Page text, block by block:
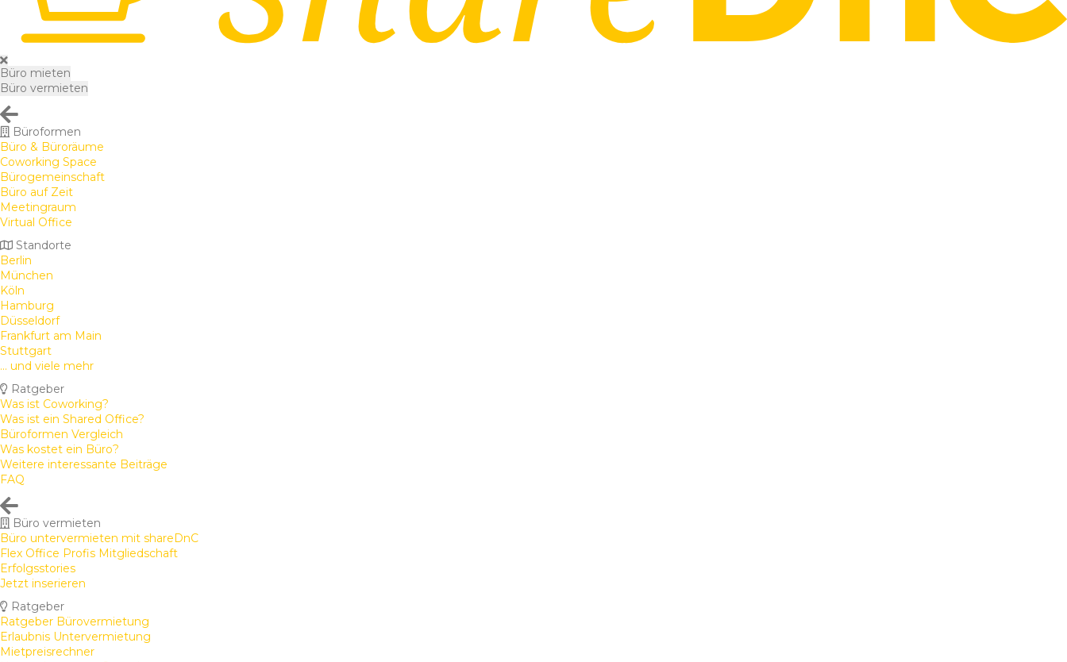
Büro mieten
Büro vermieten
Büroformen
Büro & Büroräume
Coworking Space
Bürogemeinschaft
Büro auf Zeit
Meetingraum
Virtual Office
Standorte
Berlin
München
Köln
Hamburg
Düsseldorf
Frankfurt am Main
Stuttgart
... und viele mehr
Ratgeber
Was ist Coworking?
Was ist ein Shared Office?
Büroformen Vergleich
Was kostet ein Büro?
Weitere interessante Beiträge
FAQ
Büro vermieten
Büro untervermieten mit shareDnC
Flex Office Profis Mitgliedschaft
Erfolgsstories
Jetzt inserieren
Ratgeber
Ratgeber Bürovermietung
Erlaubnis Untervermietung
Mietpreisrechner